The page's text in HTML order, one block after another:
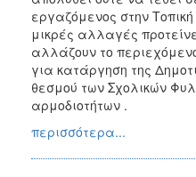
εργαζόμενος στην Τοπική
μικρές αλλαγές
αλλάζουν το
για κατάργηση της
θεσμού των Σχολικών
αρμοδιοτήτων .
περισσότερα...